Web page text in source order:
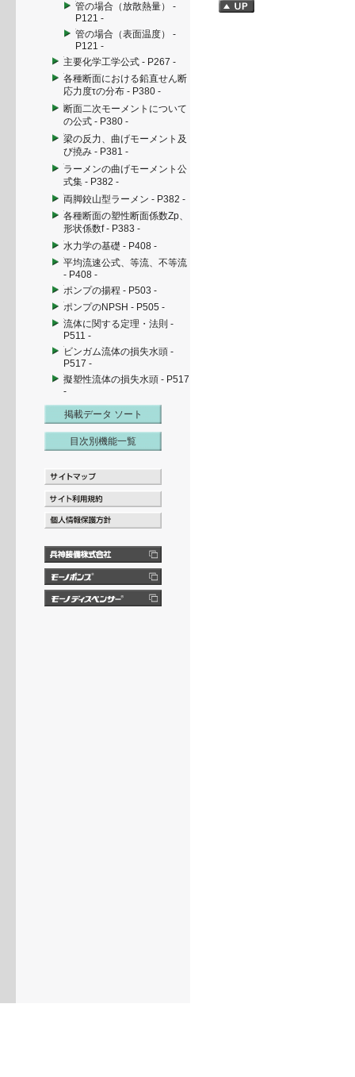
管の場合（放散熱量） -
P121 -
管の場合（表面温度） -
P121 -
主要化学工学公式 - P267 -
各種断面における鉛直せん断
応力度τの分布 - P380 -
断面二次モーメントについて
の公式 - P380 -
梁の反力、曲げモーメント及
び撓み - P381 -
ラーメンの曲げモーメント公
式集 - P382 -
両脚鉸山型ラーメン - P382 -
各種断面の塑性断面係数Zp、
形状係数f - P383 -
水力学の基礎 - P408 -
平均流速公式、等流、不等流
- P408 -
ポンプの揚程 - P503 -
ポンプのNPSH - P505 -
流体に関する定理・法則 -
P511 -
ビンガム流体の損失水頭 -
P517 -
擬塑性流体の損失水頭 - P517
-
掲載データ ソート
目次別機能一覧